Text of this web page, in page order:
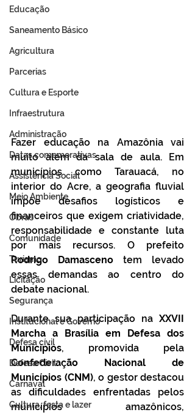
Educação
Saneamento Básico
Agricultura
Parcerias
Cultura e Esporte
Infraestrutura
Administração
Datas comemorativas
Assistência Social
Meio Ambiente
Obras
Comunidade
Turismo
Licitação
Segurança
Institucional e Governo
Defesa cívil
Defesa Civil
Carnaval
Cultura, festa e lazer
Fazer educação na Amazônia vai
muito além da sala de aula. Em
municípios como Tarauacá, no
interior do Acre, a geografia fluvial
impõe desafios logísticos e
financeiros que exigem criatividade,
responsabilidade e constante luta
Rodrigo Damasceno tem levado
essas demandas ao centro do
debate nacional.
Durante sua participação na XXVII
Marcha a Brasília em Defesa dos
Municípios
Confederação Nacional de
Municípios (CNM), o gestor destacou
as dificuldades enfrentadas pelos
municípios amazônicos,